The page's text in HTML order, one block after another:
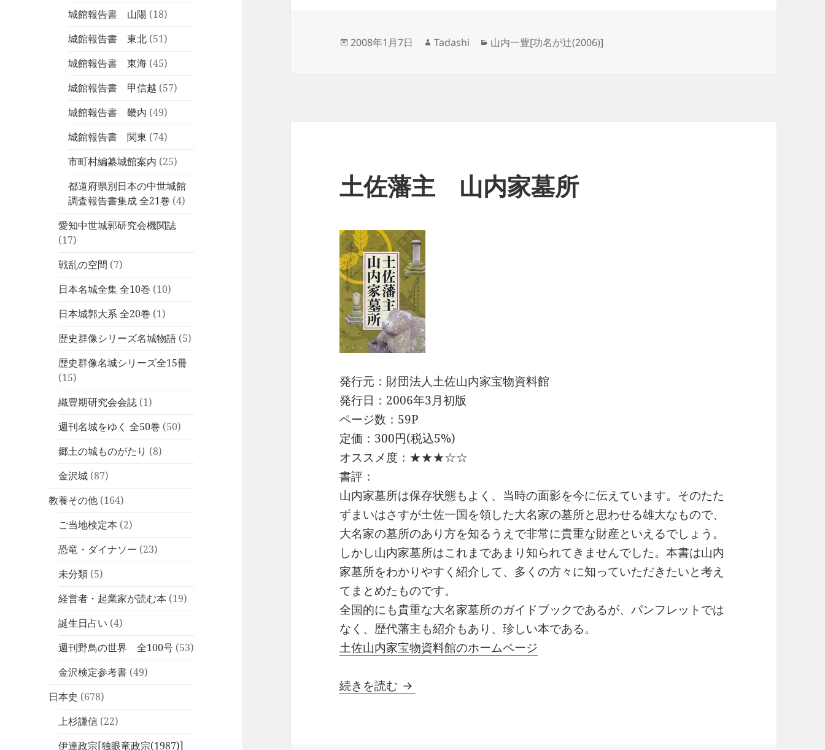
城館報告書 山陽 (18)
城館報告書 東北 (51)
城館報告書 東海 (45)
城館報告書 甲信越 (57)
城館報告書 畿内 (49)
城館報告書 関東 (74)
市町村編纂城館案内 (25)
都道府県別日本の中世城館
調査報告書集成 全21巻 (4)
愛知中世城郭研究会機関誌
(17)
戦乱の空間 (7)
日本名城全集 全10巻 (10)
日本城郭大系 全20巻 (1)
歴史群像シリーズ名城物語 (5)
歴史群像名城シリーズ全15冊
(15)
織豊期研究会会誌 (1)
週刊名城をゆく 全50巻 (50)
郷土の城ものがたり (8)
金沢城 (87)
教養その他 (164)
ご当地検定本 (2)
恐竜・ダイナソー (23)
未分類 (5)
経営者・起業家が読む本 (19)
誕生日占い (4)
週刊野鳥の世界 全100号 (53)
金沢検定参考書 (49)
日本史 (678)
上杉謙信 (22)
伊達政宗[独眼竜政宗(1987)]
投
2008年1月7日
作
Tadashi
カ
山内一豊[功名が辻(2006)]
土佐藩主 山内家墓所
発行元：財団法人土佐山内家宝物資料館
発行日：2006年3月初版
ページ数：59P
定価：300円(税込5%)
オススメ度：★★★☆☆
書評：
山内家墓所は保存状態もよく、当時の面影を今に伝えています。そのたた
ずまいはさすが土佐一国を領した大名家の墓所と思わせる雄大なもので、
大名家の墓所のあり方を知るうえで非常に貴重な財産といえるでしょう。
しかし山内家墓所はこれまであまり知られてきませんでした。本書は山内
家墓所をわかりやすく紹介して、多くの方々に知っていただきたいと考え
てまとめたものです。
全国的にも貴重な大名家墓所のガイドブックであるが、パンフレットでは
なく、歴代藩主も紹介もあり、珍しい本である。
土佐山内家宝物資料館のホームページ
続きを読む 土佐藩主 山内家墓所